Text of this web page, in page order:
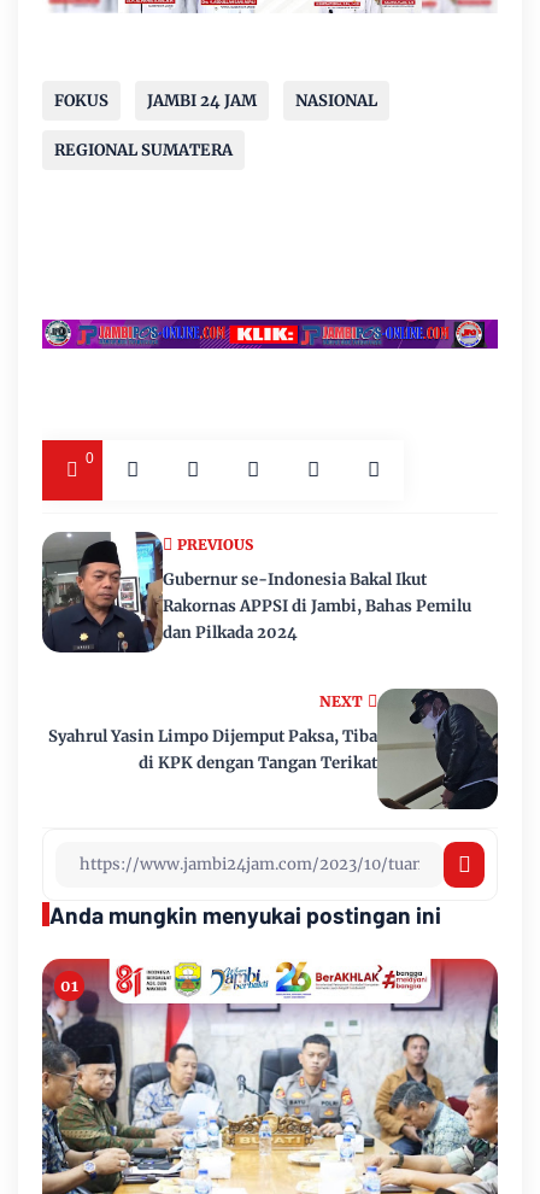
FOKUS JAMBI 24 JAM NASIONAL
REGIONAL SUMATERA
0
NEXT
Syahrul Yasin Limpo Dijemput Paksa, Tiba
di KPK dengan Tangan Terikat
PREVIOUS
Gubernur se-Indonesia Bakal Ikut
Rakornas APPSI di Jambi, Bahas Pemilu
dan Pilkada 2024
Anda mungkin menyukai postingan ini